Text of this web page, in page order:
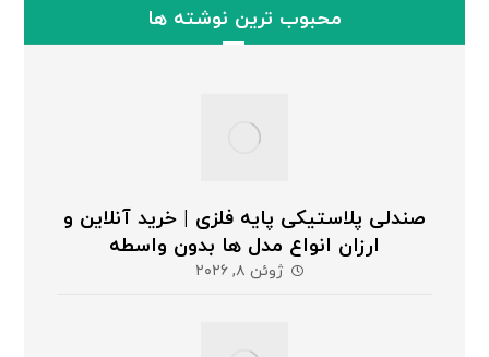
محبوب ترین نوشته ها
صندلی پلاستیکی پایه فلزی | خرید آنلاین و
ارزان انواع مدل ها بدون واسطه
ژوئن ۸, ۲۰۲۶